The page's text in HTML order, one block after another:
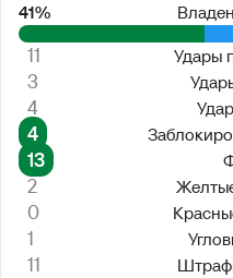
41%
11 Удары
3
4
4
13
2
0
1
11